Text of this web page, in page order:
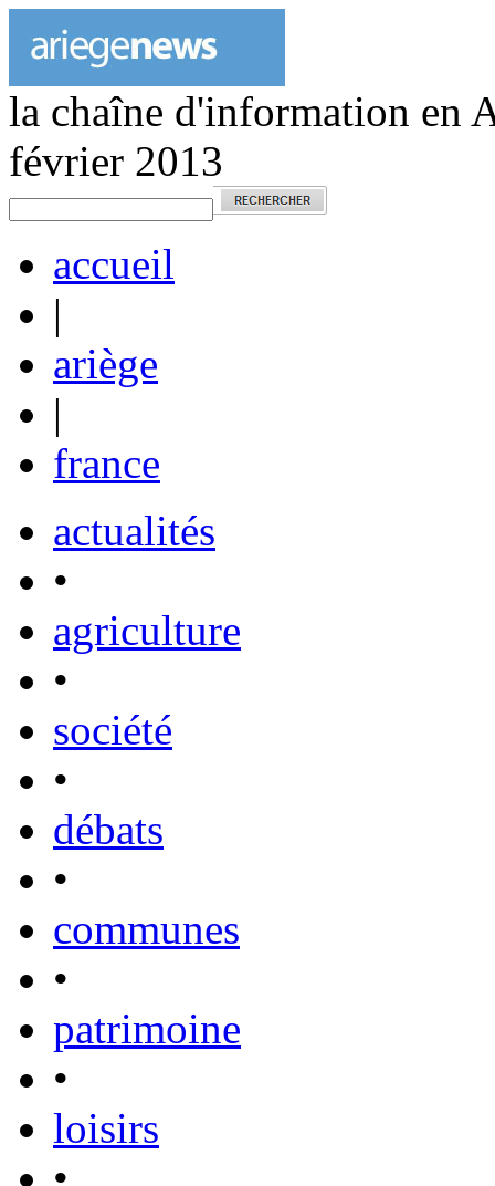
la chaîne d'information en
février 2013
accueil
|
ariège
|
france
actualités
•
agriculture
•
société
•
débats
•
communes
•
patrimoine
•
loisirs